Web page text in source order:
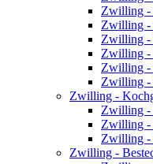
Zwilling -
Zwilling -
Zwilling -
Zwilling -
Zwilling -
Zwilling -
Zwilling -
Zwilling -
Zwilling -
Zwilling -
Zwilling -